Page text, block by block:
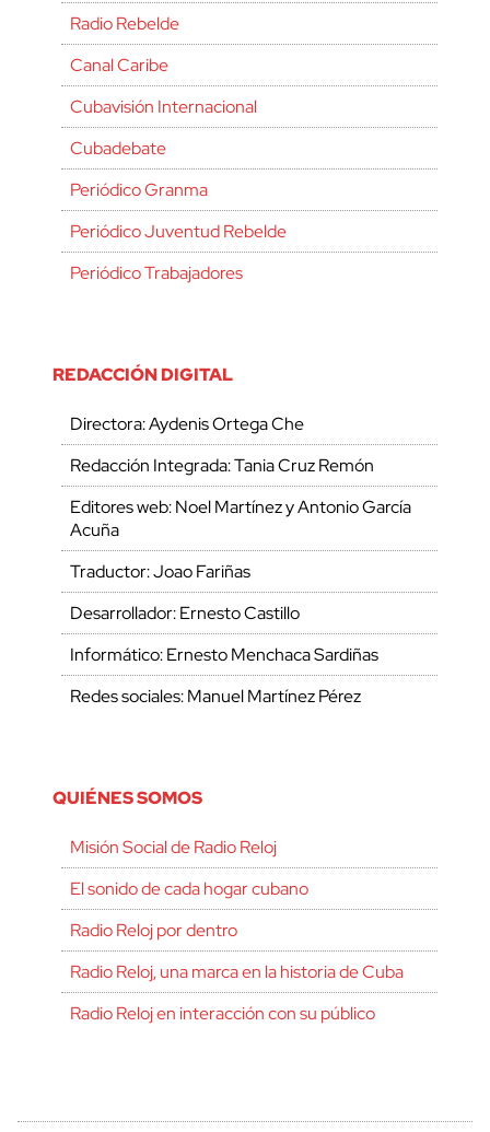
Radio Rebelde
Canal Caribe
Cubavisión Internacional
Cubadebate
Periódico Granma
Periódico Juventud Rebelde
Periódico Trabajadores
REDACCIÓN DIGITAL
Directora: Aydenis Ortega Che
Redacción Integrada: Tania Cruz Remón
Editores web: Noel Martínez y Antonio García
Acuña
Traductor: Joao Fariñas
Desarrollador: Ernesto Castillo
Informático: Ernesto Menchaca Sardiñas
Redes sociales: Manuel Martínez Pérez
QUIÉNES SOMOS
Misión Social de Radio Reloj
El sonido de cada hogar cubano
Radio Reloj por dentro
Radio Reloj, una marca en la historia de Cuba
Radio Reloj en interacción con su público